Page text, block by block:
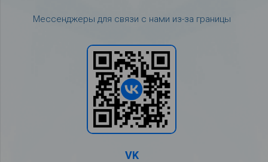
Мессенджеры для связи с нами из-за границы
VK